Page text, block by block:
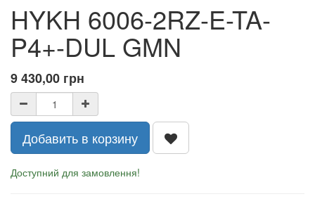
HYKH 6006-2RZ-E-TA-
P4+-DUL GMN
9 430,00 грн
Добавить в корзину
Доступний для замовлення!